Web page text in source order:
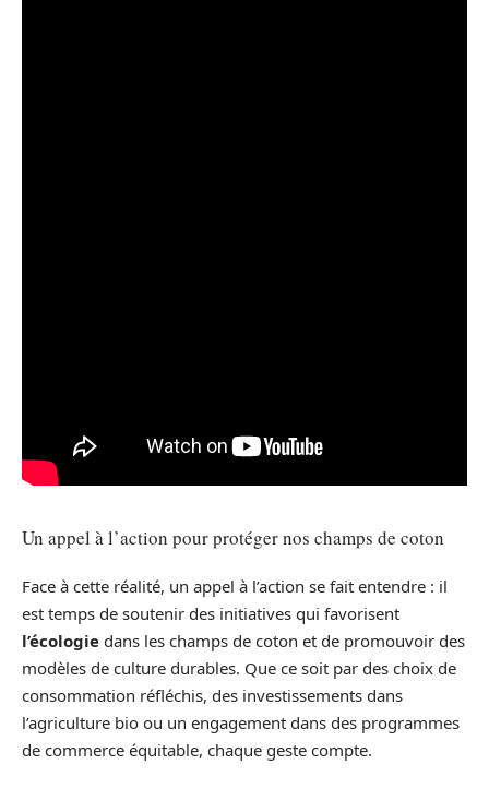
Un appel à l’action pour protéger nos champs de coton
Face à cette réalité, un appel à l’action se fait entendre : il
est temps de soutenir des initiatives qui favorisent
l’écologie dans les champs de coton et de promouvoir des
modèles de culture durables. Que ce soit par des choix de
consommation réfléchis, des investissements dans
l’agriculture bio ou un engagement dans des programmes
de commerce équitable, chaque geste compte.